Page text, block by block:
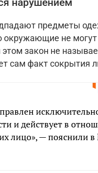
нарушением
предметы
окружающие не
этом закон не
сам факт сокрытия
и действует в
лицо», — пояснили